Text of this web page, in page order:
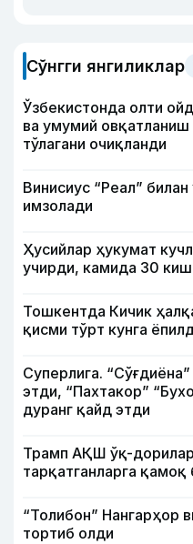
Сўнгги янгиликлар
Ўзбекистонда олти
ва умумий овқатланиш
тўлагани очиқланди
Винисиус “Реал”
имзолади
Ҳусийлар ҳукумат
учирди, камида 30
Тошкентда Кичик
қисми тўрт кунга
Суперлига.
этди, “Пахтакор”
дуранг қайд этди
Трамп АҚШ ўқ-
тарқатганларга
“Толибон” Нангарҳор
тортиб олди